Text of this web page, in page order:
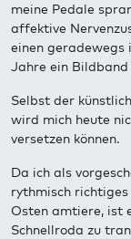
meine Pedale
affektive
einen geradewegs
Jahre ein Bildband
Selbst der
wird mich heute
versetzen können.
Da ich als
rythmisch
Osten amtiere, ist
Schnellroda zu